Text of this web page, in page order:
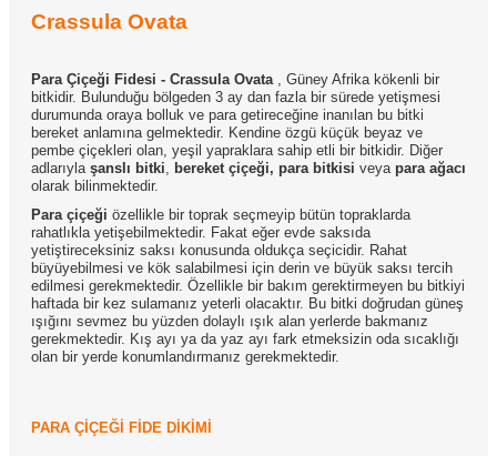
Crassula Ovata
Para Çiçeği Fidesi - Crassula Ovata, Güney Afrika kökenli bir
bitkidir. Bulunduğu bölgeden 3 ay dan fazla bir sürede yetişmesi
durumunda oraya bolluk ve para getireceğine inanılan bu bitki
bereket anlamına gelmektedir. Kendine özgü küçük beyaz ve
pembe çiçekleri olan, yeşil yapraklara sahip etli bir bitkidir. Diğer
adlarıyla şanslı bitki, bereket çiçeği, para bitkisi veya para ağacı
olarak bilinmektedir.
Para çiçeği özellikle bir toprak seçmeyip bütün topraklarda
rahatlıkla yetişebilmektedir. Fakat eğer evde saksıda
yetiştireceksiniz saksı konusunda oldukça seçicidir. Rahat
büyüyebilmesi ve kök salabilmesi için derin ve büyük saksı tercih
edilmesi gerekmektedir. Özellikle bir bakım gerektirmeyen bu bitkiyi
haftada bir kez sulamanız yeterli olacaktır. Bu bitki doğrudan güneş
ışığını sevmez bu yüzden dolaylı ışık alan yerlerde bakmanız
gerekmektedir. Kış ayı ya da yaz ayı fark etmeksizin oda sıcaklığı
olan bir yerde konumlandırmanız gerekmektedir.
PARA ÇİÇEĞİ FİDE DİKİMİ